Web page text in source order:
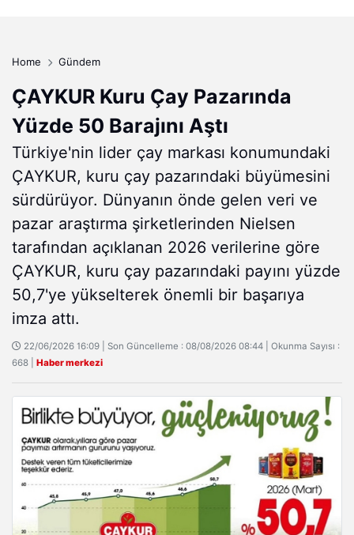
Home Gündem
ÇAYKUR Kuru Çay Pazarında
Yüzde 50 Barajını Aştı
Türkiye'nin lider çay markası konumundaki
ÇAYKUR, kuru çay pazarındaki büyümesini
sürdürüyor. Dünyanın önde gelen veri ve
pazar araştırma şirketlerinden Nielsen
tarafından açıklanan 2026 verilerine göre
ÇAYKUR, kuru çay pazarındaki payını yüzde
50,7'ye yükselterek önemli bir başarıya
imza attı.
22/06/2026 16:09 | Son Güncelleme : 08/08/2026 08:44 | Okunma Sayısı :
668 | Haber merkezi